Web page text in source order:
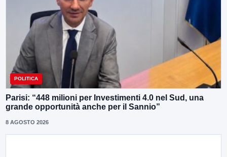
POLITICA
Parisi: “448 milioni per Investimenti 4.0 nel Sud, una
grande opportunità anche per il Sannio”
8 AGOSTO 2026